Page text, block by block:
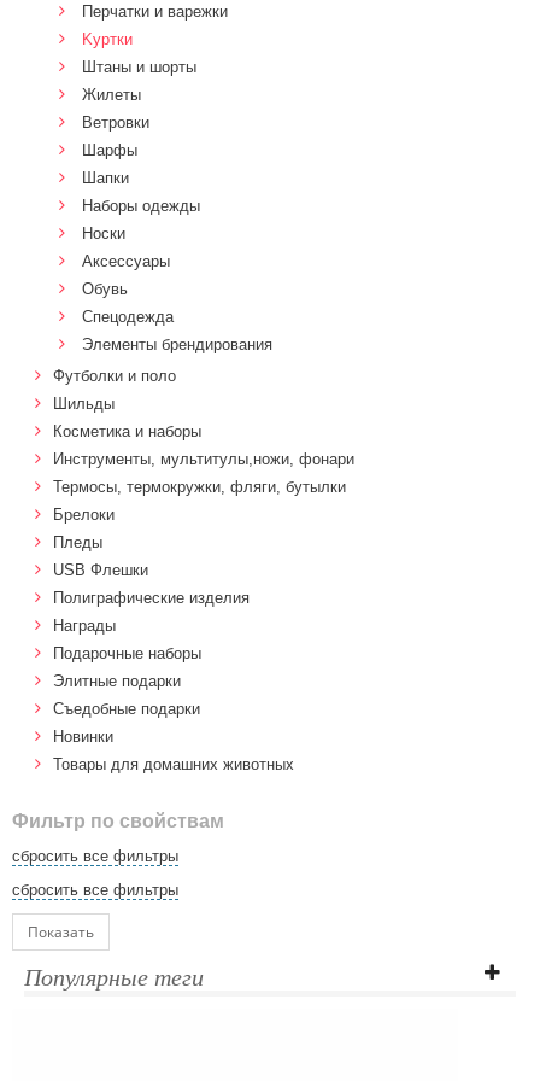
Перчатки и варежки
Kуртки
Штаны и шорты
Жилеты
Ветровки
Шарфы
Шапки
Наборы одежды
Носки
Аксессуары
Обувь
Спецодежда
Элементы брендирования
Футболки и поло
Шильды
Косметика и наборы
Инструменты, мультитулы,ножи, фонари
Термосы, термокружки, фляги, бутылки
Брелоки
Пледы
USB Флешки
Полиграфические изделия
Награды
Подарочные наборы
Элитные подарки
Cъедобные подарки
Новинки
Товары для домашних животных
Фильтр по свойствам
сбросить все фильтры
сбросить все фильтры
Показать
Популярные теги